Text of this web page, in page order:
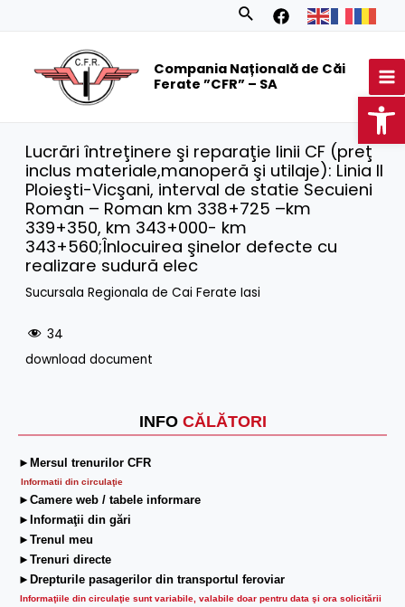
Search
Compania Națională de Căi
Ferate ”CFR” – SA
INFO CĂLĂTORI
►Mersul trenurilor CFR
Informatii din circulaţie
►Camere web / tabele informare
►Informaţii din gări
►Trenul meu
►Trenuri directe
►Drepturile pasagerilor din transportul feroviar
Informaţiile din circulaţie sunt variabile, valabile doar pentru data şi ora solicitării
Lucrări întreţinere şi reparaţie linii CF (preţ
inclus materiale,manoperă şi utilaje): Linia II
Ploieşti-Vicşani, interval de statie Secuieni
Roman – Roman km 338+725 –km
339+350, km 343+000- km
343+560;Înlocuirea şinelor defecte cu
realizare sudură elec
Sucursala Regionala de Cai Ferate Iasi
34
download document